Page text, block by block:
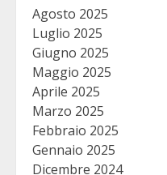
Agosto 2025
Luglio 2025
Giugno 2025
Maggio 2025
Aprile 2025
Marzo 2025
Febbraio 2025
Gennaio 2025
Dicembre 2024